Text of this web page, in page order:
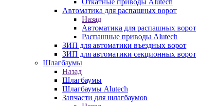
Откатные приводы Alutech
Автоматика для распашных ворот
Назад
Автоматика для распашных ворот
Распашные приводы Alutech
ЗИП для автоматики въездных ворот
ЗИП для автоматики секционных ворот
Шлагбаумы
Назад
Шлагбаумы
Шлагбаумы Alutech
Запчасти для шлагбаумов